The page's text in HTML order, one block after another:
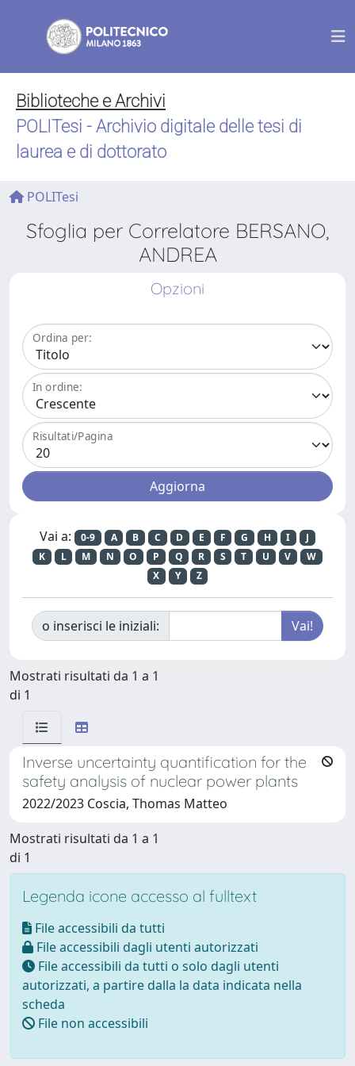
Biblioteche e Archivi
POLITesi - Archivio digitale delle tesi di
laurea e di dottorato
POLITesi
Sfoglia per Correlatore BERSANO,
ANDREA
Opzioni
Ordina per:
In ordine:
Risultati/Pagina
Vai a: 0-9 A B C D E F G H I
J
K
L M N O P Q R S T U V
W
X
Y Z
o inserisci le iniziali:
Mostrati risultati da 1 a 1
di 1
Inverse uncertainty quantification for the
safety analysis of nuclear power plants
2022/2023 Coscia, Thomas Matteo
Mostrati risultati da 1 a 1
di 1
Legenda icone accesso al fulltext
File accessibili da tutti
File accessibili dagli utenti autorizzati
File accessibili da tutti o solo dagli utenti
autorizzati, a partire dalla la data indicata nella
scheda
File non accessibili